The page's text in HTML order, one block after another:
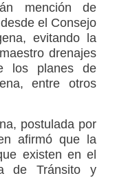
mención de
el Consejo
evitando la
drenajes
los planes de
entre otros
postulada por
afirmó que la
existen en el
de Tránsito y